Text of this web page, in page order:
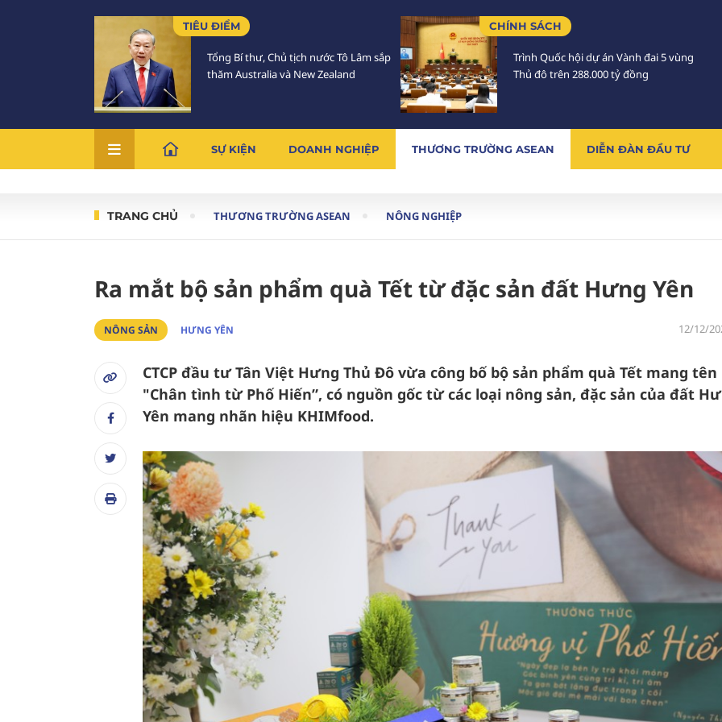
TIÊU ĐIỂM
Tổng Bí thư, Chủ tịch nước Tô Lâm sắp
thăm Australia và New Zealand
CHÍNH SÁCH
Trình Quốc hội dự án Vành đai 5 vùng
Thủ đô trên 288.000 tỷ đồng
SỰ KIỆN DOANH NGHIỆP THƯƠNG TRƯỜNG ASEAN DIỄN ĐÀN ĐẦU TƯ
TRANG CHỦ THƯƠNG TRƯỜNG ASEAN NÔNG NGHIỆP
Ra mắt bộ sản phẩm quà Tết từ đặc sản đất Hưng Yên
NÔNG SẢN HƯNG YÊN 12/12/
CTCP đầu tư Tân Việt Hưng Thủ Đô vừa công bố bộ sản phẩm quà Tết mang tên
"Chân tình từ Phố Hiến”, có nguồn gốc từ các loại nông sản, đặc sản của đất
Yên mang nhãn hiệu KHIMfood.